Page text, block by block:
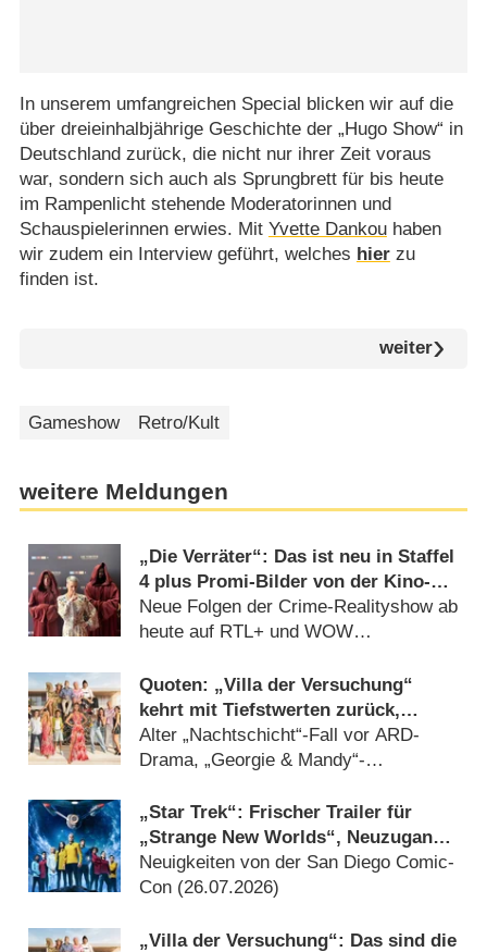
In unserem umfangreichen Special blicken wir auf die
über dreieinhalbjährige Geschichte der „Hugo Show“ in
Deutschland zurück, die nicht nur ihrer Zeit voraus
war, sondern sich auch als Sprungbrett für bis heute
im Rampenlicht stehende Moderatorinnen und
Schauspielerinnen erwies. Mit Yvette Dankouhaben
wir zudem ein Interview geführt, welches hierzu
finden ist.
weiter
Gameshow Retro/Kult
weitere Meldungen
„Die Verräter“: Das ist neu in Staffel
4 plus Promi-Bilder von der Kino-
Premiere
Neue Folgen der Crime-Realityshow ab
heute auf RTL+ und WOW
Quoten: „Villa der Versuchung“
kehrt mit Tiefstwerten zurück,
„WWM“-Aufguss siegt bei Jung und
Alt
Alter „Nachtschicht“-Fall vor ARD-
Drama, „Georgie & Mandy“-
„Star Trek“: Frischer Trailer für
„Strange New Worlds“, Neuzugang
bei „Starfleet Academy“ und „Star
Trek: Scouts“
Neuigkeiten von der San Diego Comic-
Con (26.07.2026)
„Villa der Versuchung“: Das sind die